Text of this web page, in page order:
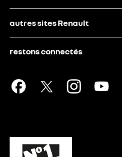
autres sites Renault
restons connectés